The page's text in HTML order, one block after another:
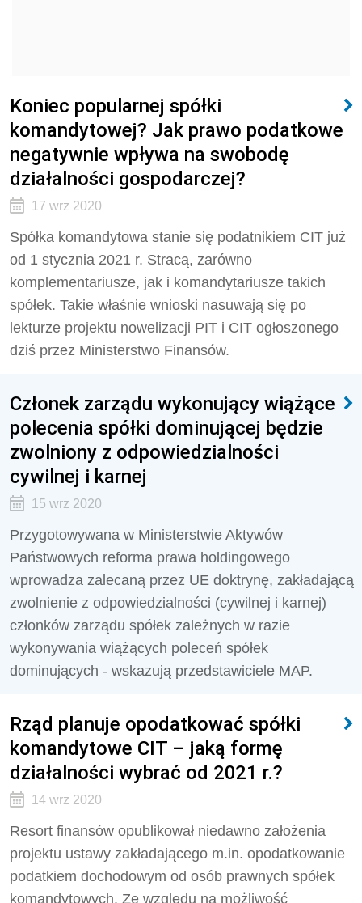
Koniec popularnej spółki
komandytowej? Jak prawo podatkowe
negatywnie wpływa na swobodę
działalności gospodarczej?
17 wrz 2020
Spółka komandytowa stanie się podatnikiem CIT już
od 1 stycznia 2021 r. Stracą, zarówno
komplementariusze, jak i komandytariusze takich
spółek. Takie właśnie wnioski nasuwają się po
lekturze projektu nowelizacji PIT i CIT ogłoszonego
dziś przez Ministerstwo Finansów.
Członek zarządu wykonujący wiążące
polecenia spółki dominującej będzie
zwolniony z odpowiedzialności
cywilnej i karnej
15 wrz 2020
Przygotowywana w Ministerstwie Aktywów
Państwowych reforma prawa holdingowego
wprowadza zalecaną przez UE doktrynę, zakładającą
zwolnienie z odpowiedzialności (cywilnej i karnej)
członków zarządu spółek zależnych w razie
wykonywania wiążących poleceń spółek
dominujących - wskazują przedstawiciele MAP.
Rząd planuje opodatkować spółki
komandytowe CIT – jaką formę
działalności wybrać od 2021 r.?
14 wrz 2020
Resort finansów opublikował niedawno założenia
projektu ustawy zakładającego m.in. opodatkowanie
podatkiem dochodowym od osób prawnych spółek
komandytowych. Ze względu na możliwość